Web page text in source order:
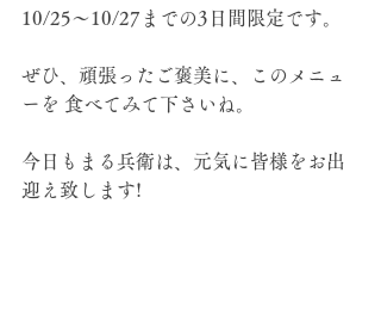
10/25〜10/27までの3日間限定です。
ぜひ、頑張ったご褒美に、このメニュ
ーを 食べてみて下さいね。
今日もまる兵衛は、元気に皆様をお出
迎え致します!